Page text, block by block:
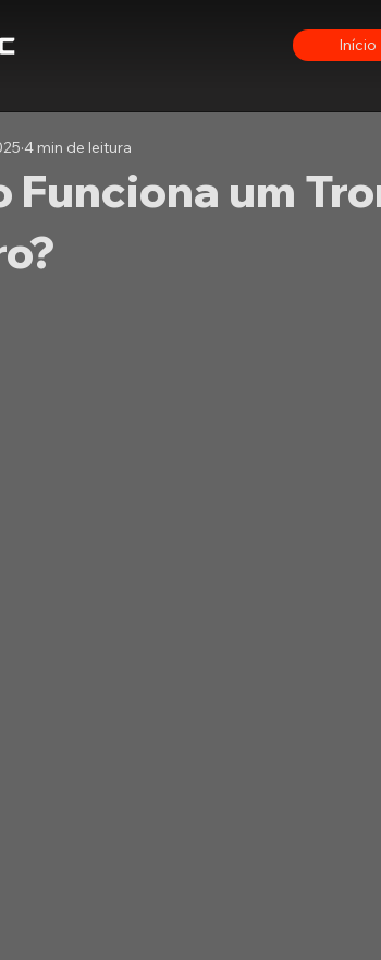
Início
Funciona um
4 min de leitura